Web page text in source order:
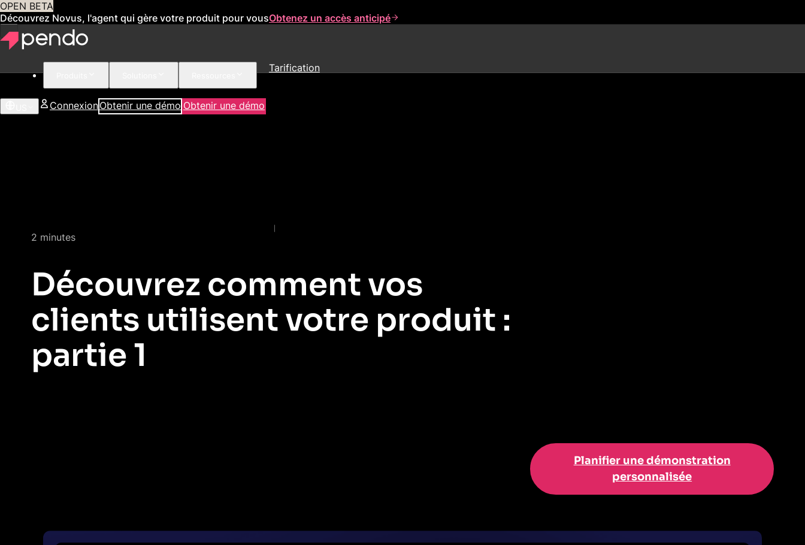
OPEN BETA
Découvrez Novus, l'agent qui gère votre produit pour vousObtenez un accès anticipé
Tarification
ConnexionObtenir une démo Obtenir une démo
2 minutes
Découvrez comment vos
clients utilisent votre produit :
partie 1
Planifier une démonstration
personnalisée